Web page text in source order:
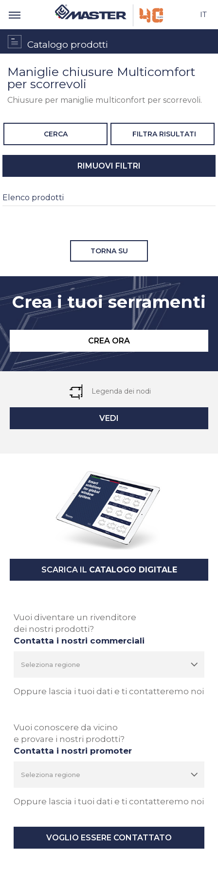
IT
Catalogo prodotti
Maniglie chiusure Multicomfort
per scorrevoli
Chiusure per maniglie multiconfort per scorrevoli.
CERCA FILTRA RISULTATI
RIMUOVI FILTRI
Elenco prodotti
TORNA SU
Crea i tuoi serramenti
CREA ORA
Legenda dei nodi
VEDI
SCARICA IL CATALOGO DIGITALE
Vuoi diventare un rivenditore
dei nostri prodotti?
Contatta i nostri commerciali
Oppure lascia i tuoi dati e ti contatteremo noi
Vuoi conoscere da vicino
e provare i nostri prodotti?
Contatta i nostri promoter
Oppure lascia i tuoi dati e ti contatteremo noi
VOGLIO ESSERE CONTATTATO